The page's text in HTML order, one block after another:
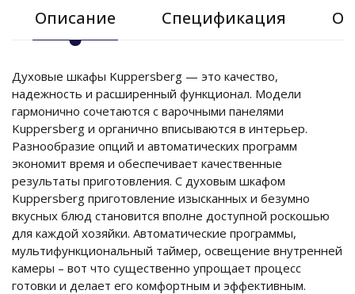
Описание Спецификация
Духовые шкафы Kuppersberg — это качество,
надежность и расширенный функционал. Модели
гармонично сочетаются с варочными панелями
Kuppersberg и органично вписываются в интерьер.
Разнообразие опций и автоматических программ
экономит время и обеспечивает качественные
результаты приготовления. С духовым шкафом
Kuppersberg приготовление изысканных и безумно
вкусных блюд становится вполне доступной роскошью
для каждой хозяйки. Автоматические программы,
мультифункциональный таймер, освещение внутренней
камеры – вот что существенно упрощает процесс
готовки и делает его комфортным и эффективным.